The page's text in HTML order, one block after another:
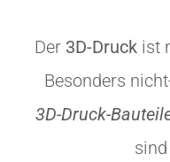
Der 3D-Druck ist
Besonders
3D-Druck-